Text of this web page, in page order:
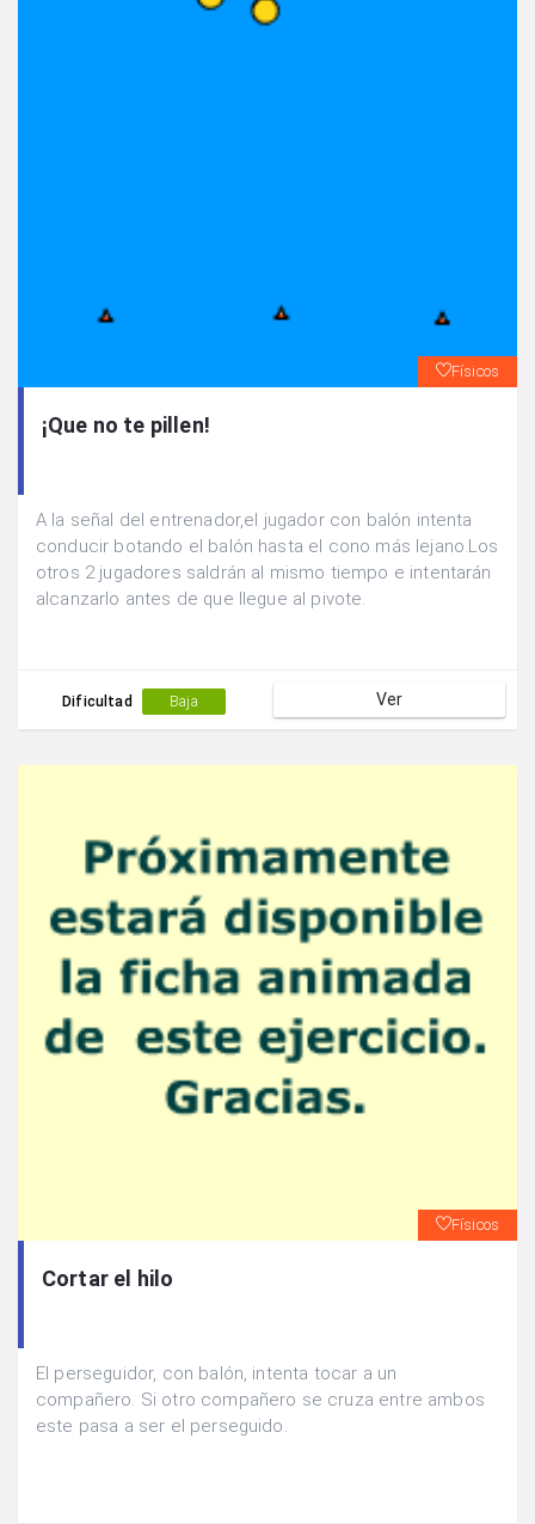
Físicos
¡Que no te pillen!
A la señal del entrenador,el jugador con balón intenta
conducir botando el balón hasta el cono más lejano.Los
otros 2 jugadores saldrán al mismo tiempo e intentarán
alcanzarlo antes de que llegue al pivote.
Dificultad Baja Ver
Físicos
Cortar el hilo
El perseguidor, con balón, intenta tocar a un
compañero. Si otro compañero se cruza entre ambos
este pasa a ser el perseguido.